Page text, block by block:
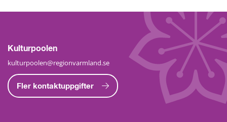
Kulturpoolen
kulturpoolen@regionvarmland.se
Fler kontaktuppgifter